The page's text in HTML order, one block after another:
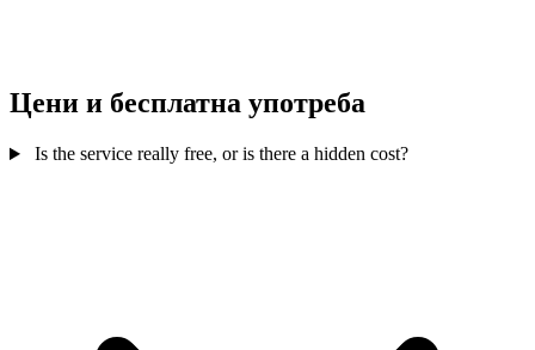
Цени и бесплатна употреба
Is the service really free, or is there a hidden cost?